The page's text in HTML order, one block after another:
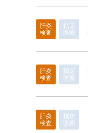
肝炎
検査
指定
医療
肝炎
検査
指定
医療
肝炎
検査
指定
医療